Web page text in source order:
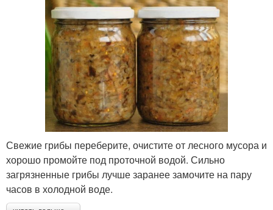
Свежие грибы переберите, очистите от лесного мусора и
хорошо промойте под проточной водой. Сильно
загрязненные грибы лучше заранее замочите на пару
часов в холодной воде.